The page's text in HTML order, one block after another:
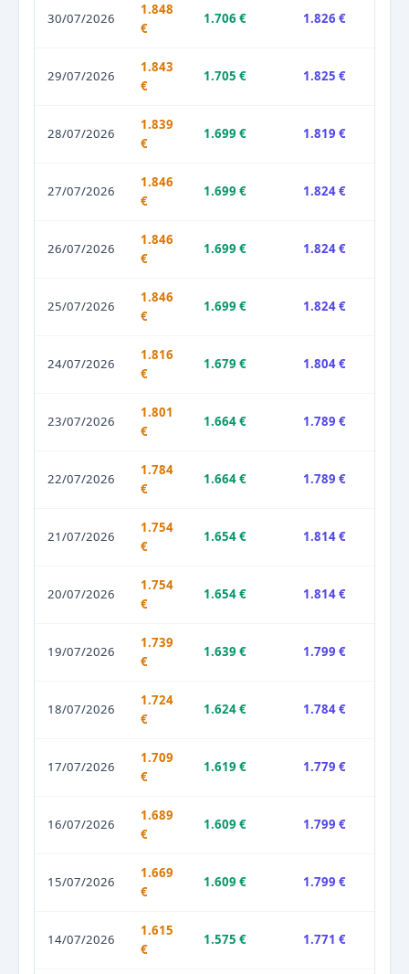
30/07/2026
1.848
€
1.706 € 1.826 €
29/07/2026
1.843
€
1.705 € 1.825 €
28/07/2026
1.839
€
1.699 € 1.819 €
27/07/2026
1.846
€
1.699 € 1.824 €
26/07/2026
1.846
€
1.699 € 1.824 €
25/07/2026
1.846
€
1.699 € 1.824 €
24/07/2026
1.816
€
1.679 € 1.804 €
23/07/2026
1.801
€
1.664 € 1.789 €
22/07/2026
1.784
€
1.664 € 1.789 €
21/07/2026
1.754
€
1.654 € 1.814 €
20/07/2026
1.754
€
1.654 € 1.814 €
19/07/2026
1.739
€
1.639 € 1.799 €
18/07/2026
1.724
€
1.624 € 1.784 €
17/07/2026
1.709
€
1.619 € 1.779 €
16/07/2026
1.689
€
1.609 € 1.799 €
15/07/2026
1.669
€
1.609 € 1.799 €
14/07/2026
1.615
€
1.575 € 1.771 €